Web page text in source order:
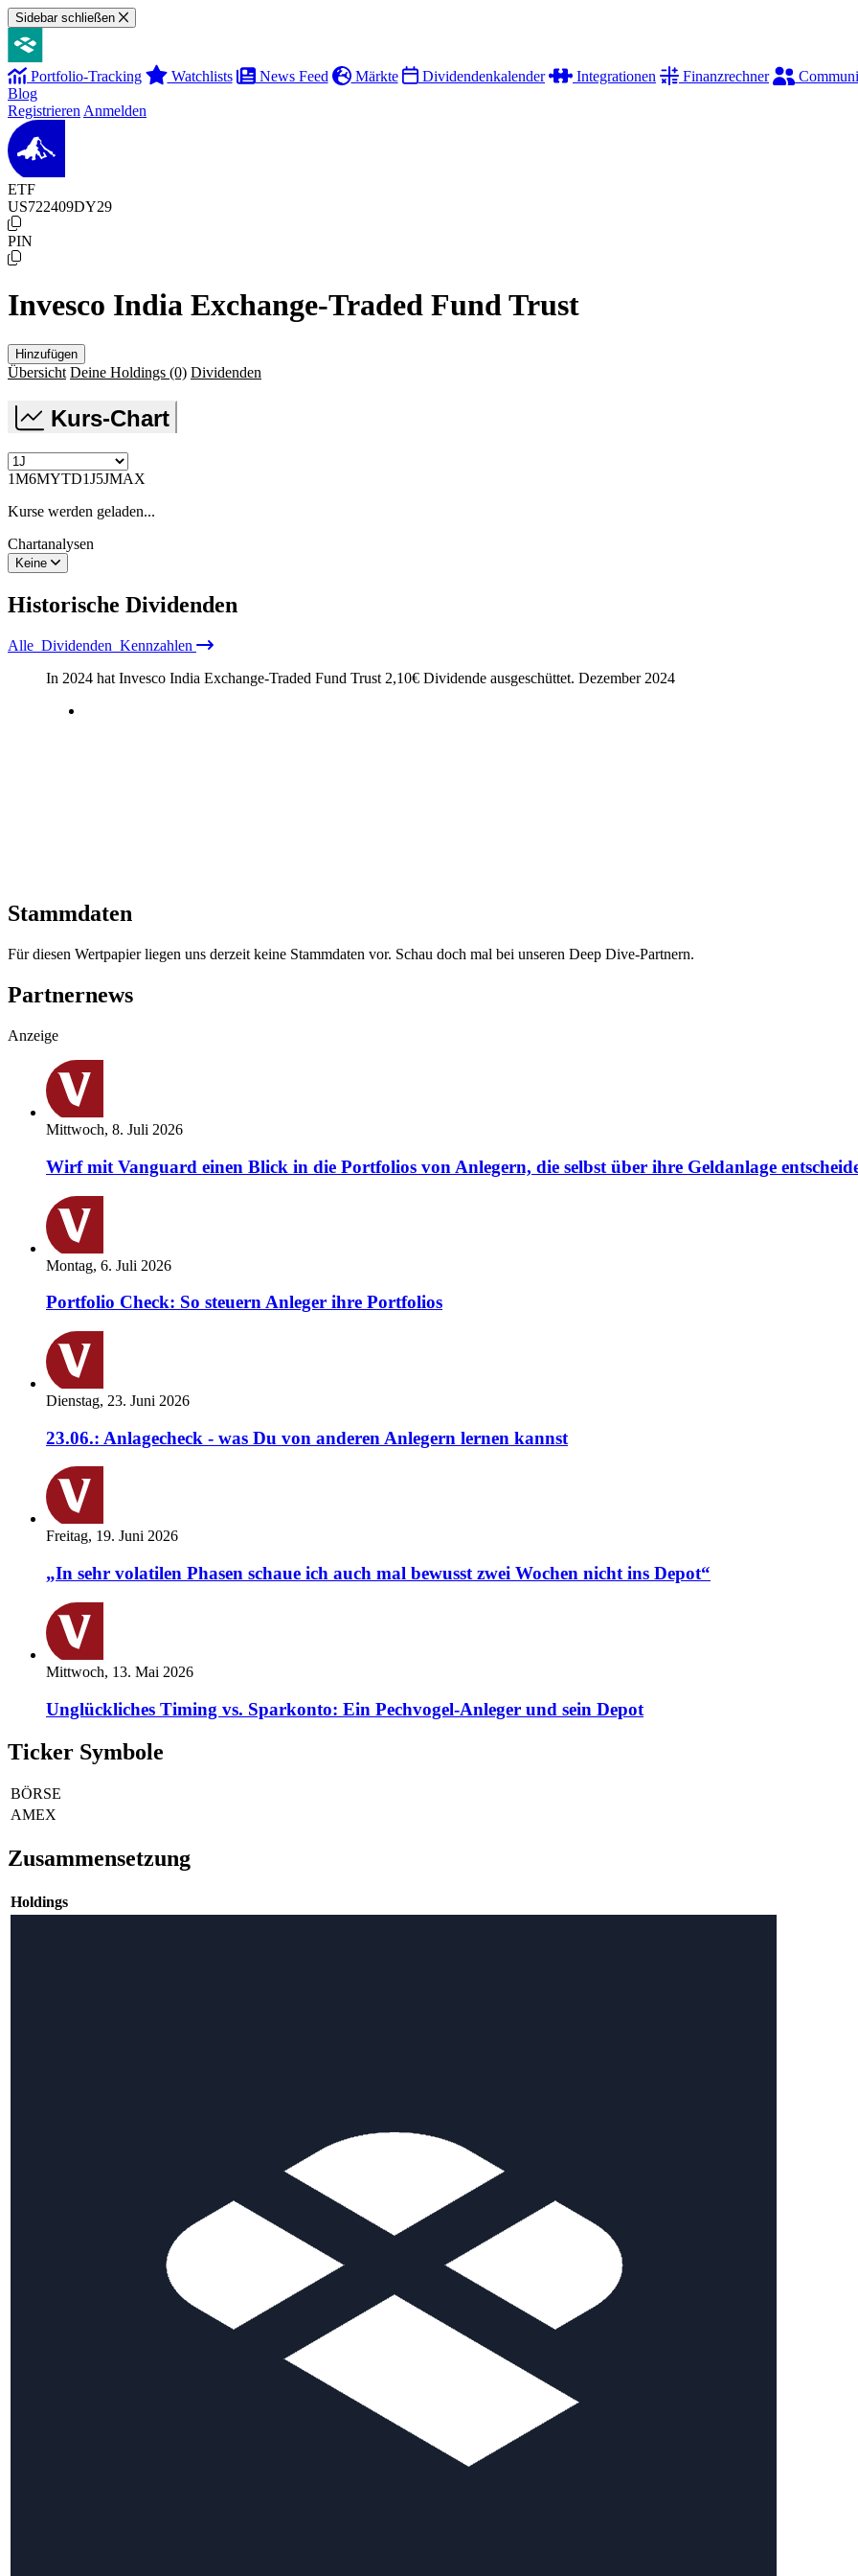
Sidebar schließen
Portfolio-Tracking Watchlists News Feed Märkte Dividendenkalender Integrationen Finanzrechner
Blog
Registrieren Anmelden
ETF
US722409DY29
PIN
Invesco India Exchange-Traded Fund Trust
Hinzufügen
Übersicht Deine Holdings (0) Dividenden
Kurs-Chart
1M6MYTD1J5JMAX
Kurse werden geladen...
Chartanalysen
Keine
Historische Dividenden
Alle Dividenden Kennzahlen
In 2024 hat Invesco India Exchange-Traded Fund Trust 2,10€ Dividende ausgeschüttet. Dezember 2024
Stammdaten
Für diesen Wertpapier liegen uns derzeit keine Stammdaten vor. Schau doch mal bei unseren Deep Dive-Partnern.
Partnernews
Anzeige
Mittwoch, 8. Juli 2026
Wirf mit Vanguard einen Blick in die Portfolios von Anlegern, die selbst über ihre Geldanlage
Montag, 6. Juli 2026
Portfolio Check: So steuern Anleger ihre Portfolios
Dienstag, 23. Juni 2026
23.06.: Anlagecheck - was Du von anderen Anlegern lernen kannst
Freitag, 19. Juni 2026
„In sehr volatilen Phasen schaue ich auch mal bewusst zwei Wochen nicht ins Depot“
Mittwoch, 13. Mai 2026
Unglückliches Timing vs. Sparkonto: Ein Pechvogel-Anleger und sein Depot
Ticker Symbole
BÖRSE
AMEX
Zusammensetzung
Holdings